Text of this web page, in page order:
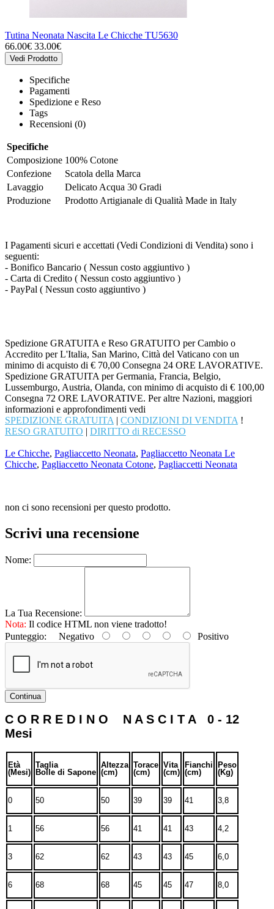
Tutina Neonata Nascita Le Chicche TU5630
66.00€ 33.00€
Vedi Prodotto
Specifiche
Pagamenti
Spedizione e Reso
Tags
Recensioni (0)
Specifiche
Composizione 100% Cotone
Confezione
Scatola della Marca
Lavaggio
Delicato Acqua 30 Gradi
Produzione
Prodotto Artigianale di Qualità Made in Italy
I Pagamenti sicuri e accettati (Vedi Condizioni di Vendita) sono i
seguenti:
- Bonifico Bancario ( Nessun costo aggiuntivo )
- Carta di Credito ( Nessun costo aggiuntivo )
- PayPal ( Nessun costo aggiuntivo )
Spedizione GRATUITA e Reso GRATUITO per Cambio o
Accredito per L'Italia, San Marino, Città del Vaticano con un
minimo di acquisto di € 70,00 Consegna 24 ORE LAVORATIVE.
Spedizione GRATUITA per Germania, Francia, Belgio,
Lussemburgo, Austria, Olanda, con minimo di acquisto di € 100,00
Consegna 72 ORE LAVORATIVE. Per altre Nazioni, maggiori
informazioni e approfondimenti vedi
SPEDIZIONE GRATUITA | CONDIZIONI DI VENDITA !
RESO GRATUITO | DIRITTO di RECESSO
Le Chicche, Pagliaccetto Neonata, Pagliaccetto Neonata Le
Chicche, Pagliaccetto Neonata Cotone, Pagliaccetti Neonata
non ci sono recensioni per questo prodotto.
Scrivi una recensione
Nome:
La Tua Recensione:
Nota: Il codice HTML non viene tradotto!
Punteggio: Negativo Positivo
Continua
C O R R E D I N O N A S C I T A 0 - 12
Mesi
Età
(Mesi)
Taglia
Bolle di Sapone
Altezza
(cm)
Torace
(cm)
Vita
(cm)
Fianchi
(cm)
Peso
(Kg)
0 50 50 39 39 41 3,8
1 56 56 41 41 43 4,2
3 62 62 43 43 45 6,0
6 68 68 45 45 47 8,0